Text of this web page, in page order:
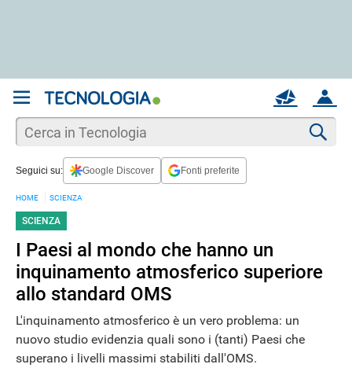
ACCOUNT
MAIL
Seguici su: Google Discover Fonti preferite
HOME SCIENZA
SCIENZA
I Paesi al mondo che hanno un
inquinamento atmosferico superiore
allo standard OMS
L'inquinamento atmosferico è un vero problema: un
nuovo studio evidenzia quali sono i (tanti) Paesi che
superano i livelli massimi stabiliti dall'OMS.